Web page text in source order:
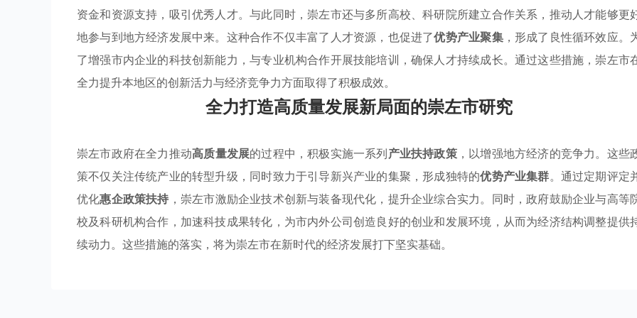
资金和资源支持，吸引优秀人才。与此同时，崇左市还与多所高校、科研院所建立合作关系，推动人才能够更
地参与到地方经济发展中来。这种合作不仅丰富了人才资源，也促进了优势产业聚集，形成了良性循环效应。
了增强市内企业的科技创新能力，与专业机构合作开展技能培训，确保人才持续成长。通过这些措施，崇左市
全力提升本地区的创新活力与经济竞争力方面取得了积极成效。
全力打造高质量发展新局面的崇左市研究
崇左市政府在全力推动高质量发展的过程中，积极实施一系列产业扶持政策，以增强地方经济的竞争力。这些
策不仅关注传统产业的转型升级，同时致力于引导新兴产业的集聚，形成独特的优势产业集群。通过定期评定
优化惠企政策扶持 ，崇左市激励企业技术创新与装备现代化，提升企业综合实力。同时，政府鼓励企业与高等
校及科研机构合作，加速科技成果转化，为市内外公司创造良好的创业和发展环境，从而为经济结构调整提供
续动力。这些措施的落实，将为崇左市在新时代的经济发展打下坚实基础。